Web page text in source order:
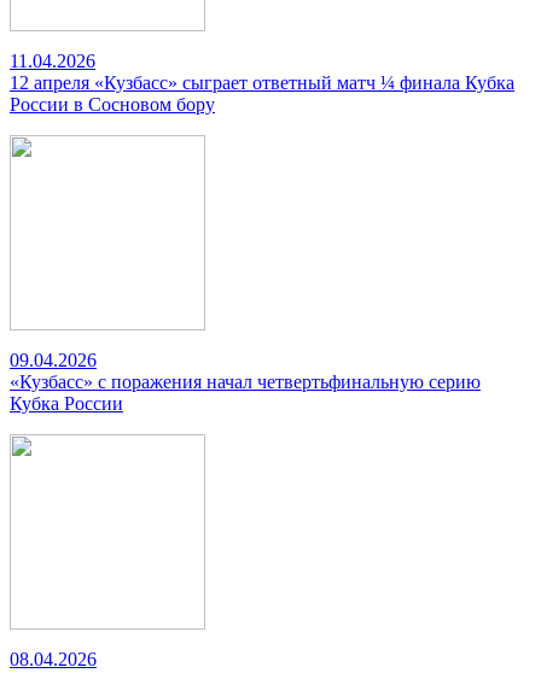
11.04.2026
12 апреля «Кузбасс» сыграет ответный матч ¼ финала Кубка
России в Сосновом бору
09.04.2026
«Кузбасс» с поражения начал четвертьфинальную серию
Кубка России
08.04.2026